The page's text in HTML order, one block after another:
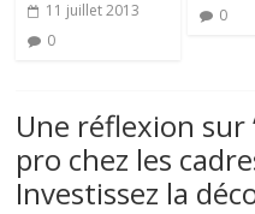
11 juillet 2013
0
0
Une réflexion sur
pro chez les
Investissez la